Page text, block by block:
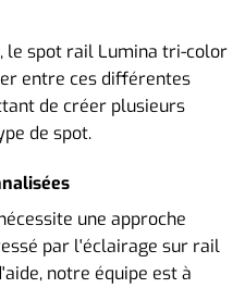
le spot rail Lumina tri-color
entre ces différentes
de créer plusieurs
de spot.
une approche
par l'éclairage sur rail
notre équipe est à